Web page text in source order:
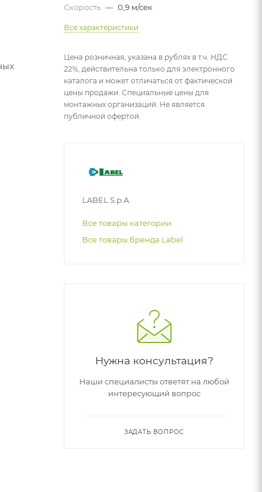
Скорость — 0,9 м/сек
Все характеристики
Цена розничная, указана в рублях в т.ч. НДС
22%, действительна только для электронного
каталога и может отличаться от фактической
цены продажи. Специальные цены для
монтажных организаций. Не является
публичной офертой.
LABEL S.p.A.
Все товары категории
Все товары бренда Label
Нужна консультация?
Наши специалисты ответят на любой
интересующий вопрос
ЗАДАТЬ ВОПРОС